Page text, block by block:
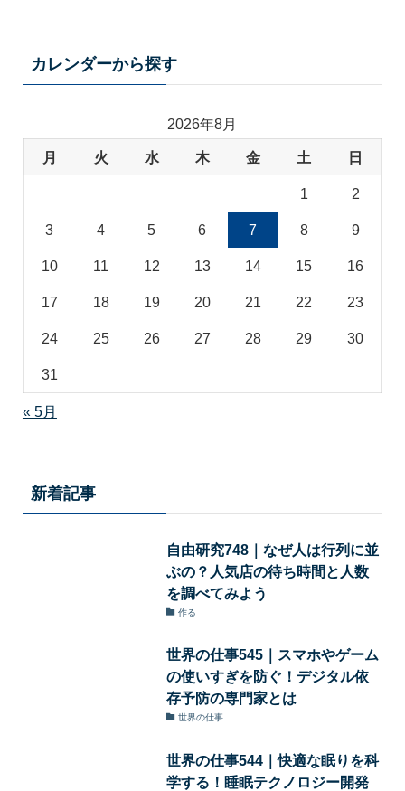
カレンダーから探す
2026年8月
月 火 水 木 金 土 日
1 2
3 4 5 6 7 8 9
10 11 12 13 14 15 16
17 18 19 20 21 22 23
24 25 26 27 28 29 30
31
« 5月
新着記事
自由研究748｜なぜ人は行列に並
ぶの？人気店の待ち時間と人数
を調べてみよう
作る
世界の仕事545｜スマホやゲーム
の使いすぎを防ぐ！デジタル依
存予防の専門家とは
世界の仕事
世界の仕事544｜快適な眠りを科
学する！睡眠テクノロジー開発